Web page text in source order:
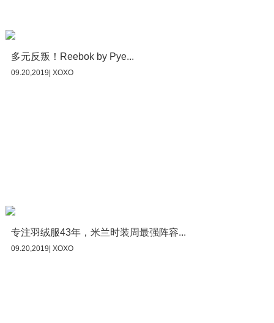
多元反叛！Reebok by Pye...
09.20,2019| XOXO
专注羽绒服43年，米兰时装周最强阵容...
09.20,2019| XOXO